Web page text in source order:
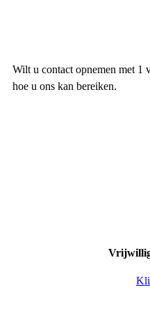
Wilt u contact opnemen met 1
hoe u ons kan bereiken.